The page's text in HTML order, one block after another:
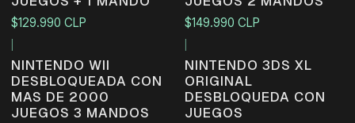
$129.990 CLP $149.990 CLP
NINTENDO WII
DESBLOQUEADA CON
MAS DE 2000
JUEGOS 3 MANDOS
NINTENDO 3DS XL
ORIGINAL
DESBLOQUEDA CON
JUEGOS